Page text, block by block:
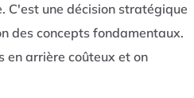
C'est une décision stratégique
des concepts fondamentaux.
en arrière coûteux et on